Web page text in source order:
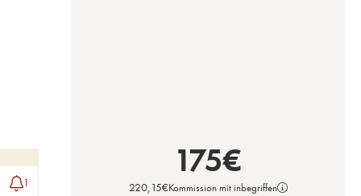
1
175€
220,15€Kommission mit inbegriffen